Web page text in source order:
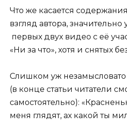
Что же касается
взгляд автора, значительно
первых двух видео с её
«Ни за что», хотя и снятых
Слишком уж
(в конце статьи читатели
самостоятельно):
меня глядят, ах какой ты